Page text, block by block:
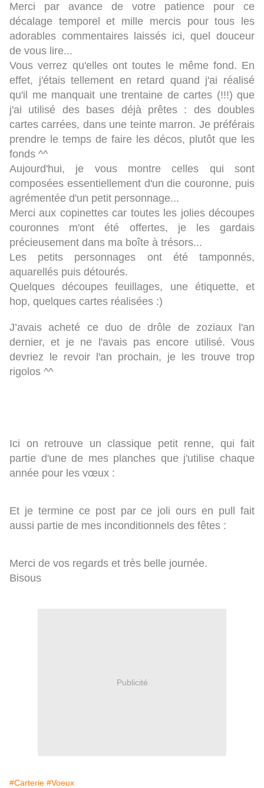
Merci par avance de votre patience pour ce
décalage temporel et mille mercis pour tous les
adorables commentaires laissés ici, quel douceur
de vous lire...
Vous verrez qu'elles ont toutes le même fond. En
effet, j'étais tellement en retard quand j'ai réalisé
qu'il me manquait une trentaine de cartes (!!!) que
j'ai utilisé des bases déjà prêtes : des doubles
cartes carrées, dans une teinte marron. Je préférais
prendre le temps de faire les décos, plutôt que les
fonds ^^
Aujourd'hui, je vous montre celles qui sont
composées essentiellement d'un die couronne, puis
agrémentée d'un petit personnage...
Merci aux copinettes car toutes les jolies découpes
couronnes m'ont été offertes, je les gardais
précieusement dans ma boîte à trésors...
Les petits personnages ont été tamponnés,
aquarellés puis détourés.
Quelques découpes feuillages, une étiquette, et
hop, quelques cartes réalisées :)
J’avais acheté ce duo de drôle de zoziaux l'an
dernier, et je ne l'avais pas encore utilisé. Vous
devriez le revoir l'an prochain, je les trouve trop
rigolos ^^
Ici on retrouve un classique petit renne, qui fait
partie d'une de mes planches que j'utilise chaque
année pour les vœux :
Et je termine ce post par ce joli ours en pull fait
aussi partie de mes inconditionnels des fêtes :
Merci de vos regards et très belle journée.
Bisous
Publicité
#Carterie #Voeux